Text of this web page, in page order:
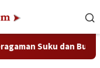
dan Budaya di